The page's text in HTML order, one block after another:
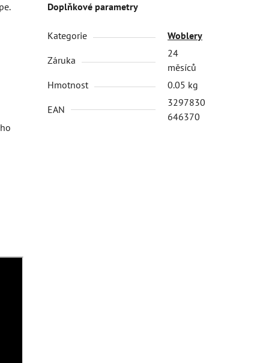
Doplňkové parametry
Kategorie Woblery
Záruka
24
měsíců
Hmotnost
0.05 kg
EAN
3297830
646370